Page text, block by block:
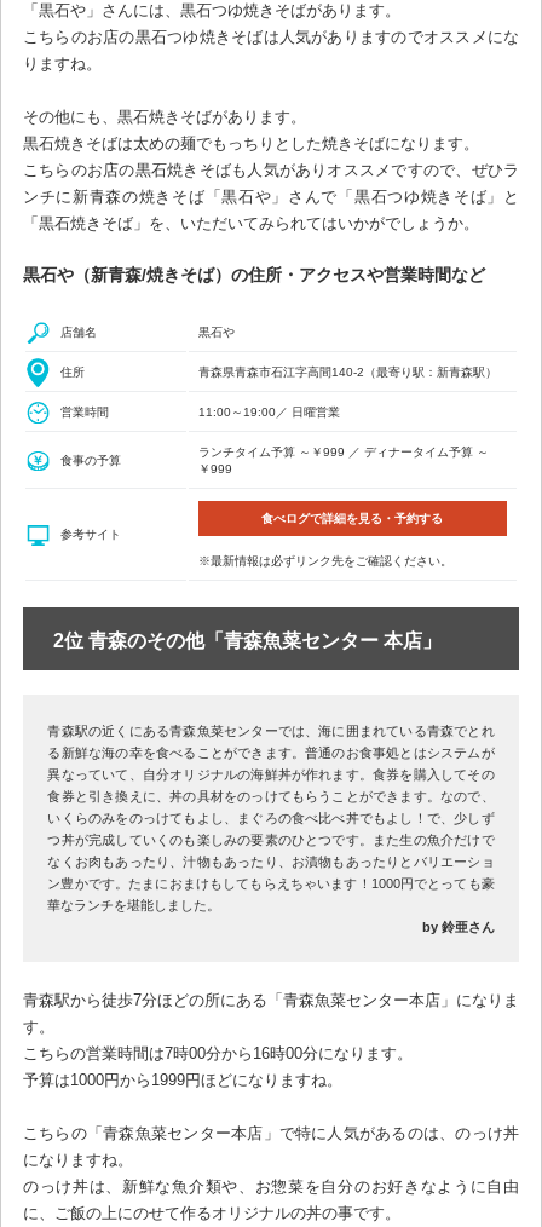
「黒石や」さんには、黒石つゆ焼きそばがあります。
こちらのお店の黒石つゆ焼きそばは人気がありますのでオススメにな
りますね。
その他にも、黒石焼きそばがあります。
黒石焼きそばは太めの麺でもっちりとした焼きそばになります。
こちらのお店の黒石焼きそばも人気がありオススメですので、ぜひラ
ンチに新青森の焼きそば「黒石や」さんで「黒石つゆ焼きそば」と
「黒石焼きそば」を、いただいてみられてはいかがでしょうか。
黒石や（新青森/焼きそば）の住所・アクセスや営業時間など
店舗名 黒石や
住所 青森県青森市石江字高間140-2（最寄り駅：新青森駅）
営業時間 11:00～19:00／ 日曜営業
食事の予算
ランチタイム予算 ～￥999 ／ ディナータイム予算 ～
￥999
参考サイト
食べログで詳細を見る・予約する
※最新情報は必ずリンク先をご確認ください。
2位 青森のその他「青森魚菜センター 本店」
青森駅の近くにある青森魚菜センターでは、海に囲まれている青森でとれ
る新鮮な海の幸を食べることができます。普通のお食事処とはシステムが
異なっていて、自分オリジナルの海鮮丼が作れます。食券を購入してその
食券と引き換えに、丼の具材をのっけてもらうことができます。なので、
いくらのみをのっけてもよし、まぐろの食べ比べ丼でもよし！で、少しず
つ丼が完成していくのも楽しみの要素のひとつです。また生の魚介だけで
なくお肉もあったり、汁物もあったり、お漬物もあったりとバリエーショ
ン豊かです。たまにおまけもしてもらえちゃいます！1000円でとっても豪
華なランチを堪能しました。
by 鈴亜さん
青森駅から徒歩7分ほどの所にある「青森魚菜センター本店」になりま
す。
こちらの営業時間は7時00分から16時00分になります。
予算は1000円から1999円ほどになりますね。
こちらの「青森魚菜センター本店」で特に人気があるのは、のっけ丼
になりますね。
のっけ丼は、新鮮な魚介類や、お惣菜を自分のお好きなように自由
に、ご飯の上にのせて作るオリジナルの丼の事です。